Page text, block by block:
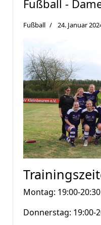
Fußball -
Fußball 24. Januar
Montag: 19:00-
Donnerstag: 19:00-